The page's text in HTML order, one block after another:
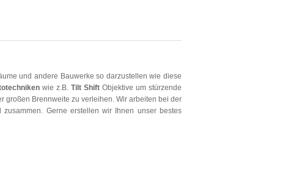
und andere Bauwerke so darzustellen wie diese
wie z.B. Tilt Shift Objektive um stürzende
großen Brennweite zu verleihen. Wir arbeiten bei der
Gerne erstellen wir Ihnen unser bestes